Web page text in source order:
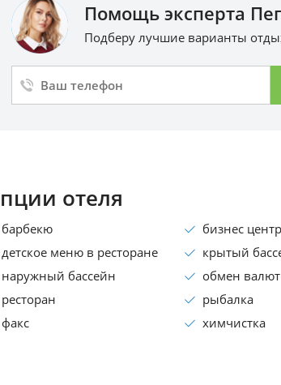
Помощь эксперта
Подберу лучшие варианты
отеля
барбекю бизнес центр
детское меню в ресторане
крытый
наружный бассейн
обмен валют
ресторан
рыбалка
факс
химчистка